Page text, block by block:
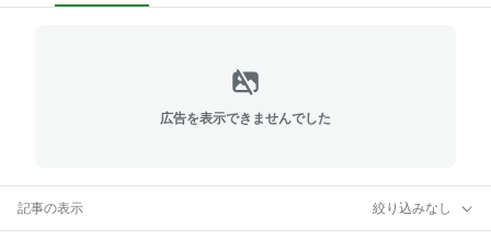
広告を表示できませんでした
記事の表示 絞り込みなし